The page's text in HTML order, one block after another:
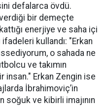
defalarca övdü.
bir demeçte
enerjiye ve saha içi
kullandı: "Erkan
o sahada ne
ve takımın
insan." Erkan Zengin ise
İbrahimoviç’in
soğuk ve kibirli imajının